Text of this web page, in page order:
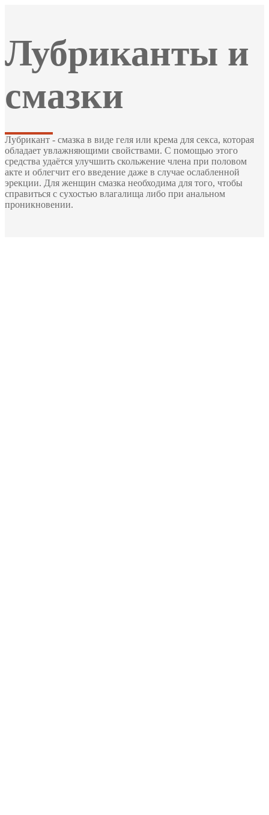
Лубриканты и
смазки
Лубрикант - смазка в виде геля или крема для секса, которая
обладает увлажняющими свойствами. С помощью этого
средства удаётся улучшить скольжение члена при половом
акте и облегчит его введение даже в случае ослабленной
эрекции. Для женщин смазка необходима для того, чтобы
справиться с сухостью влагалища либо при анальном
проникновении.